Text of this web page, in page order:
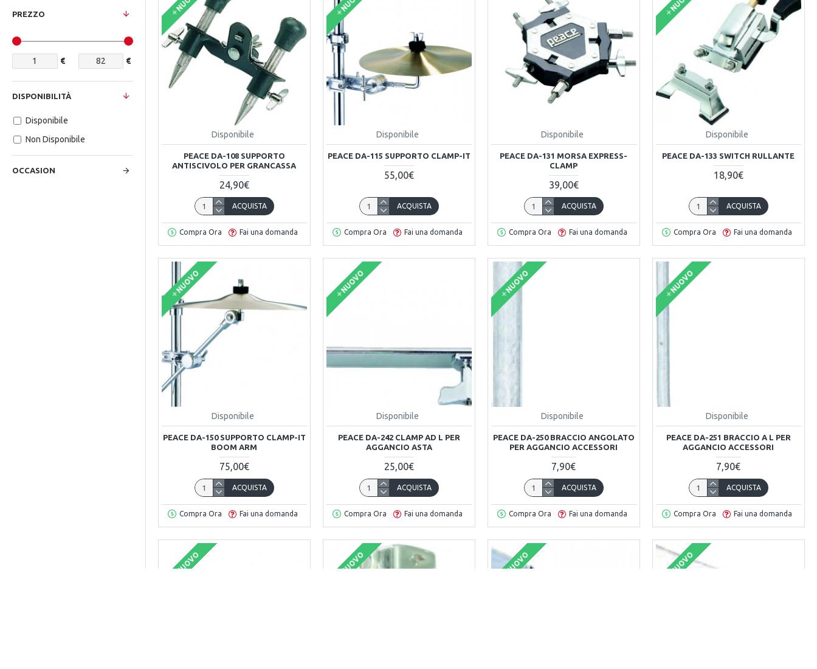
PREZZO
€ €
OCCASION
DISPONIBILITÀ
Disponibile
Non Disponibile
Disponibile
PEACE DA-108 SUPPORTO
ANTISCIVOLO PER GRANCASSA
24,90€
ACQUISTA
Compra Ora Fai una domanda
Disponibile
PEACE DA-115 SUPPORTO CLAMP-IT
55,00€
ACQUISTA
Compra Ora Fai una domanda
Disponibile
PEACE DA-131 MORSA EXPRESS-
CLAMP
39,00€
ACQUISTA
Compra Ora Fai una domanda
Disponibile
PEACE DA-133 SWITCH RULLANTE
18,90€
ACQUISTA
Compra Ora Fai una domanda
NUOVO
Disponibile
PEACE DA-150 SUPPORTO CLAMP-IT
BOOM ARM
75,00€
ACQUISTA
Compra Ora Fai una domanda
NUOVO
Disponibile
PEACE DA-242 CLAMP AD L PER
AGGANCIO ASTA
25,00€
ACQUISTA
Compra Ora Fai una domanda
NUOVO
Disponibile
PEACE DA-250 BRACCIO ANGOLATO
PER AGGANCIO ACCESSORI
7,90€
ACQUISTA
Compra Ora Fai una domanda
NUOVO
Disponibile
PEACE DA-251 BRACCIO A L PER
AGGANCIO ACCESSORI
7,90€
ACQUISTA
Compra Ora Fai una domanda
NUOVO NUOVO NUOVO NUOVO